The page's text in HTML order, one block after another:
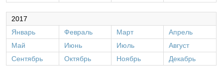
2017
Январь
Февраль Март
Апрель
Май
Июнь Июль
Август
Сентябрь
Октябрь Ноябрь Декабрь